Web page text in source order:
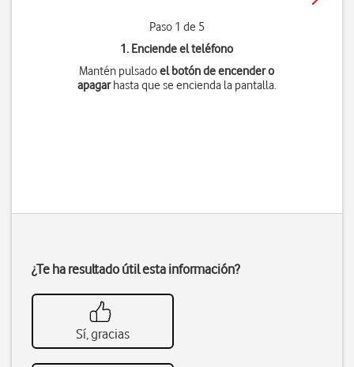
Paso 1 de 5
1. Enciende el teléfono
Mantén pulsadoel botón de encender o
apagarhasta que se encienda la pantalla.
¿Te ha resultado útil esta información?
Sí, gracias